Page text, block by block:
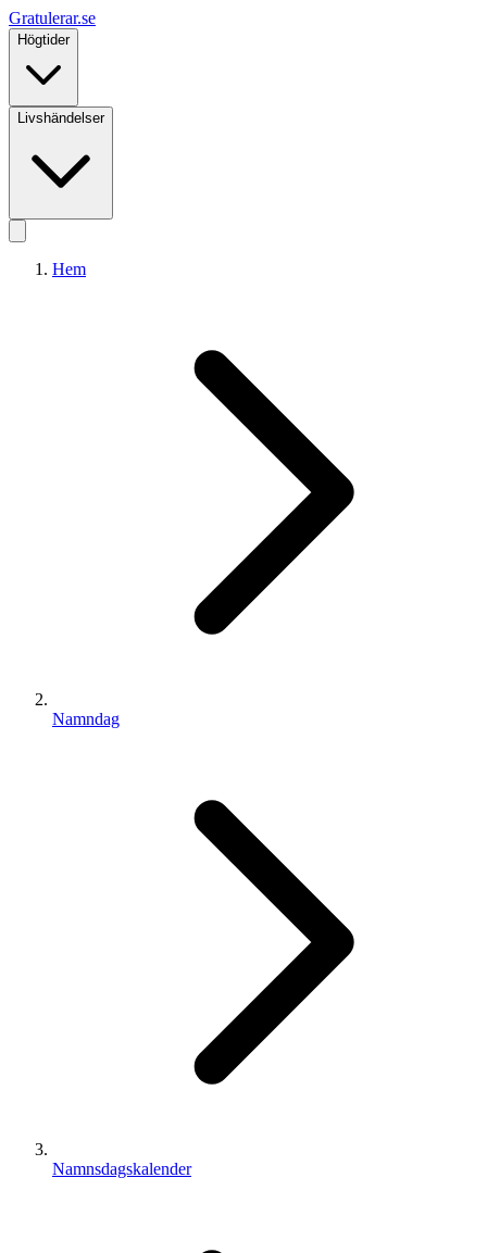
Gratulerar.se
Högtider
Livshändelser
Hem
Namndag
Namnsdagskalender